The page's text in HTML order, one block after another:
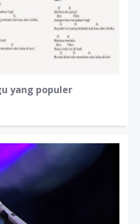
yang populer